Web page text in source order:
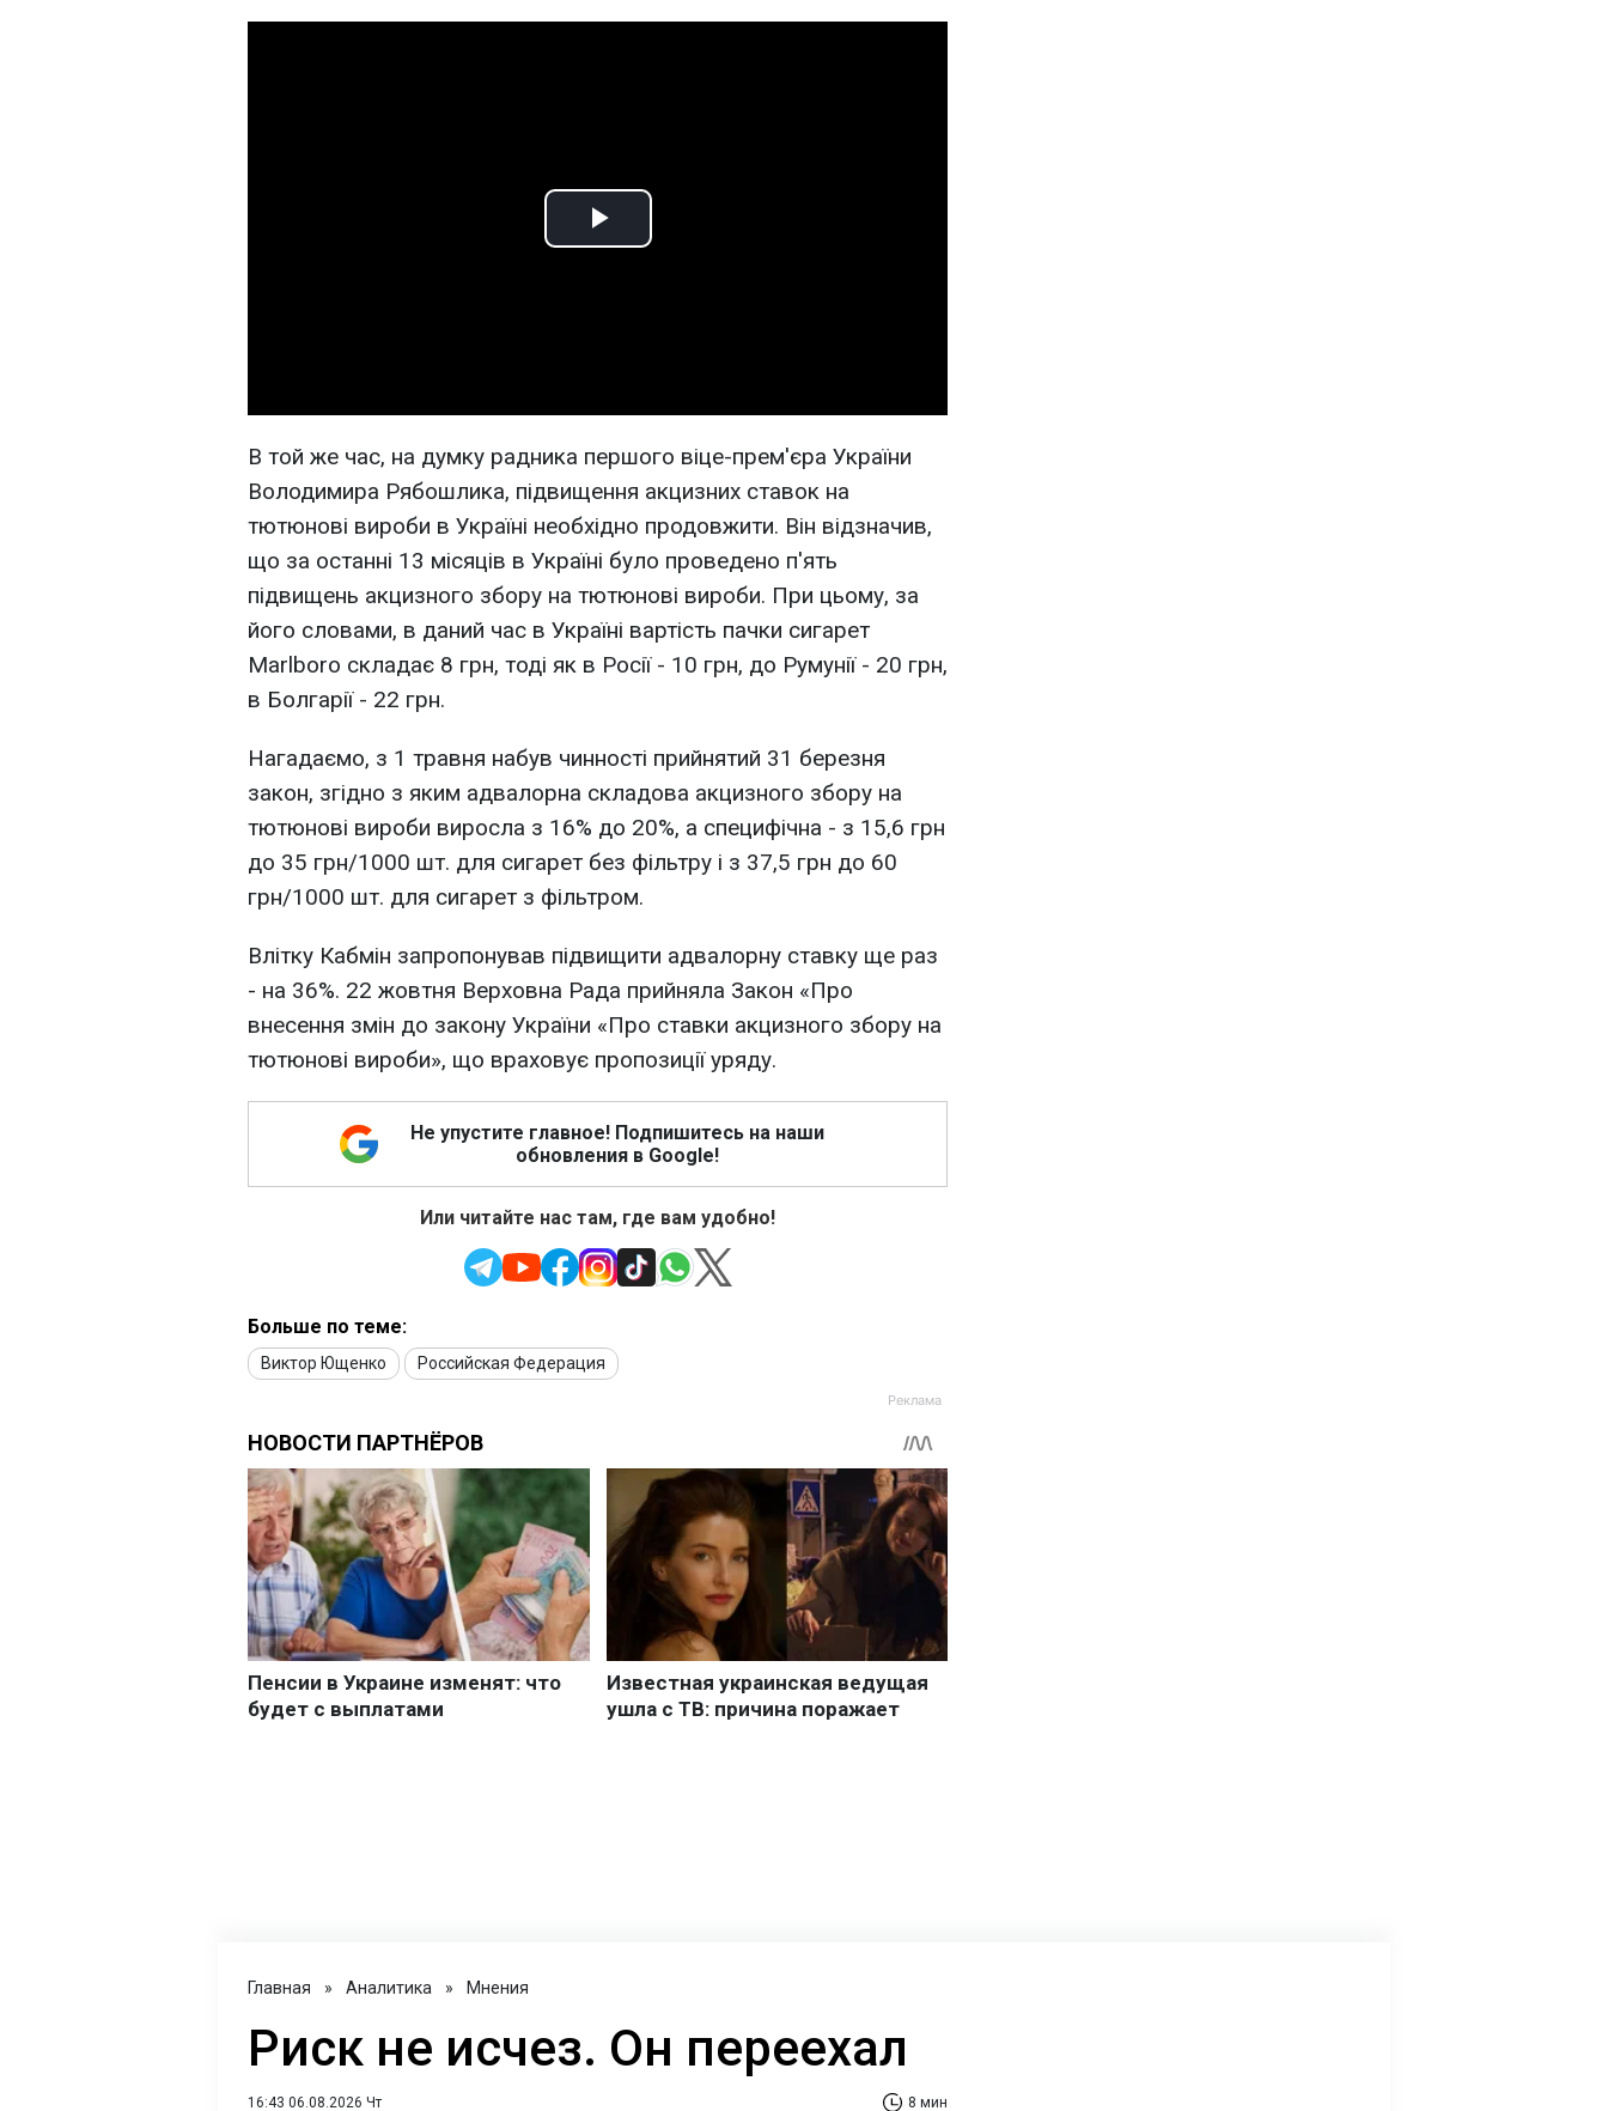
Play
В той же час, на думку радника першого віце-прем'єра України
Володимира Рябошлика, підвищення акцизних ставок на
тютюнові вироби в Україні необхідно продовжити. Він відзначив,
що за останні 13 місяців в Україні було проведено п'ять
підвищень акцизного збору на тютюнові вироби. При цьому, за
його словами, в даний час в Україні вартість пачки сигарет
Marlboro складає 8 грн, тоді як в Росії - 10 грн, до Румунії - 20 грн,
в Болгарії - 22 грн.
Нагадаємо, з 1 травня набув чинності прийнятий 31 березня
закон, згідно з яким адвалорна складова акцизного збору на
тютюнові вироби виросла з 16% до 20%, а специфічна - з 15,6 грн
до 35 грн/1000 шт. для сигарет без фільтру і з 37,5 грн до 60
грн/1000 шт. для сигарет з фільтром.
Влітку Кабмін запропонував підвищити адвалорну ставку ще раз
- на 36%. 22 жовтня Верховна Рада прийняла Закон «Про
внесення змін до закону України «Про ставки акцизного збору на
тютюнові вироби», що враховує пропозиції уряду.
Не упустите главное! Подпишитесь на наши
обновления в Google!
Или читайте нас там, где вам удобно!
Больше по теме:
Виктор Ющенко Российская Федерация
Главная » Аналитика » Мнения
Риск не исчез. Он переехал
16:43 06.08.2026 Чт 8 мин